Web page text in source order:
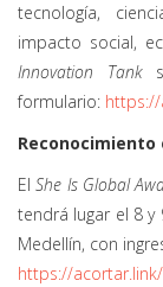
tecnología,
impacto social,
Innovation Tank
formulario: https://
ElShe Is Global
tendrá lugar el 8 y
Medellín, con
https://